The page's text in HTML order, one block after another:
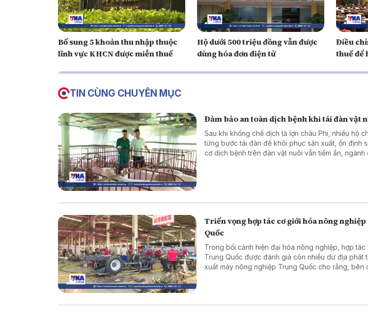
Bổ sung 5 khoản thu nhập thuộc
lĩnh vực KHCN được miễn thuế
Hộ dưới 500 triệu đồng vẫn được
dùng hóa đơn điện tử
Điều
thuế để
TIN CÙNG CHUYÊN MỤC
Đảm bảo an toàn dịch bệnh khi tái đàn vật
Sau khi khống chế dịch tả lợn châu Phi, nhiều hộ
từng bước tái đàn để khôi phục sản xuất, ổn định
cơ dịch bệnh trên đàn vật nuôi vẫn tiềm ẩn,
Triển vọng hợp tác cơ giới hóa nông
Quốc
Trong bối cảnh hiện đại hóa nông nghiệp, hợp
Trung Quốc được đánh giá còn nhiều dư địa phát
xuất máy nông nghiệp Trung Quốc cho rằng, bên